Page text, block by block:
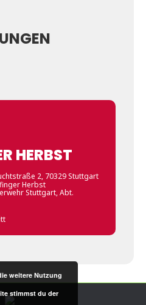
HERBST
2, 70329 Stuttgart
Herbst
Stuttgart, Abt.
weitere Nutzung
stimmst du der